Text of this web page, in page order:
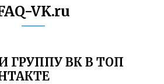
VK.ru
ГРУППУ ВК В ТОП